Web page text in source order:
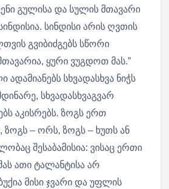
გულისა და სულის მთავარი
სინდისი არის ღვთის
გვიბიძგებს სწორი
ყური ვუგდოთ მას.”
სხვადასხვა ნიჭს
სხვადასხვაგვარ
აკისრებს. ზოგს ერთ
ზოგს – ორს, ზოგს – ხუთს ან
შესაბამისია: ვისაც ერთი
ათი ტალანტისა არ
მისი ჯვარი და უფლის